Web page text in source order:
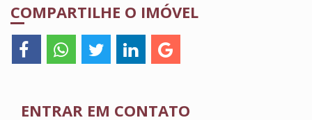
COMPARTILHE O IMÓVEL
ENTRAR EM CONTATO